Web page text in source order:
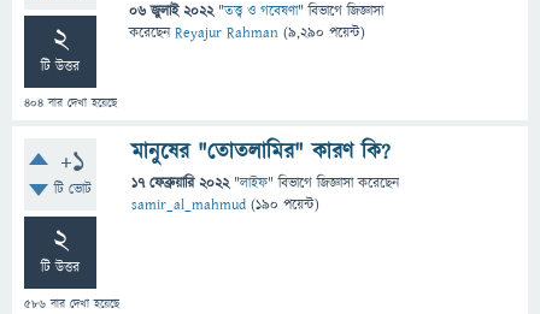
2
টি উত্তর
404 বার দেখা হয়েছে
06 জুলাই 2022 "তত্ত্ব ও গবেষণা" বিভাগে জিজ্ঞাসা
করেছেনReyajur Rahman (9,290 পয়েন্ট)
+1
টি ভোট
2
টি উত্তর
586 বার দেখা হয়েছে
মানুষের "তোতলামির" কারণ কি?
17 ফেব্রুয়ারি 2022 "লাইফ" বিভাগে জিজ্ঞাসাকরেছেন
samir_al_mahmud (190 পয়েন্ট)